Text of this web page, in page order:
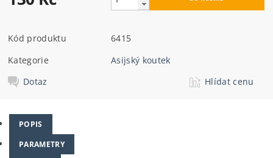
Kód produktu
6415
Kategorie
Asijský koutek
Dotaz
Hlídat cenu
POPIS
PARAMETRY